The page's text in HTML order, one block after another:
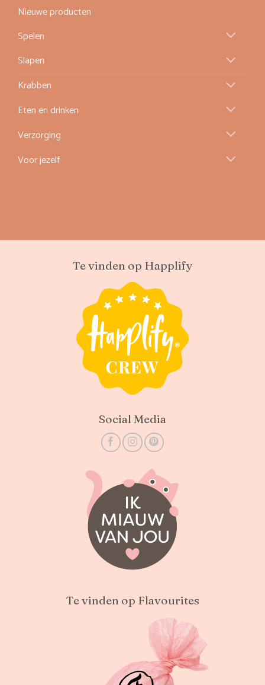
Nieuwe producten
Spelen
Slapen
Krabben
Eten en drinken
Verzorging
Voor jezelf
Te vinden op Happlify
Social Media
Te vinden op Flavourites